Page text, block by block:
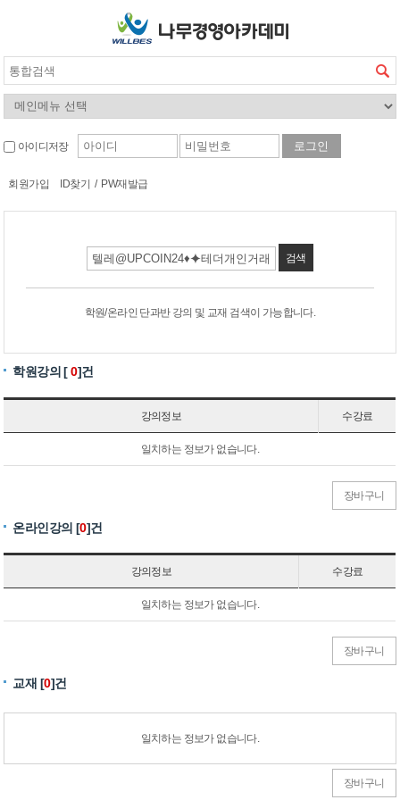
아이디저장
회원가입 ID찾기 / PW재발급
검색
학원/온라인 단과반 강의 및 교재 검색이 가능합니다.
학원강의 [0]건
강의정보 수강료
일치하는 정보가 없습니다.
장바구니
온라인강의 [0]건
강의정보 수강료
일치하는 정보가 없습니다.
장바구니
교재 [0]건
일치하는 정보가 없습니다.
장바구니